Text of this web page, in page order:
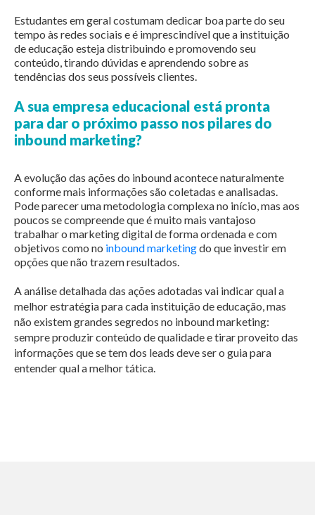
Estudantes em geral costumam dedicar boa parte do seu
tempo às redes sociais e é imprescindível que a instituição
de educação esteja distribuindo e promovendo seu
conteúdo, tirando dúvidas e aprendendo sobre as
tendências dos seus possíveis clientes.
A sua empresa educacional está pronta
para dar o próximo passo nos pilares do
inbound marketing?
A evolução das ações do inbound acontece naturalmente
conforme mais informações são coletadas e analisadas.
Pode parecer uma metodologia complexa no início, mas aos
poucos se compreende que é muito mais vantajoso
trabalhar o marketing digital de forma ordenada e com
objetivos como no inbound marketingdo que investir em
opções que não trazem resultados.
A análise detalhada das ações adotadas vai indicar qual a
melhor estratégia para cada instituição de educação, mas
não existem grandes segredos no inbound marketing:
sempre produzir conteúdo de qualidade e tirar proveito das
informações que se tem dos leads deve ser o guia para
entender qual a melhor tática.